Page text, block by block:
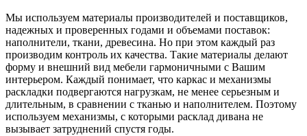
Мы используем материалы производителей и поставщиков,
надежных и проверенных годами и объемами поставок:
наполнители, ткани, древесина. Но при этом каждый раз
производим контроль их качества. Такие материалы делают
форму и внешний вид мебели гармоничными с Вашим
интерьером. Каждый понимает, что каркас и механизмы
раскладки подвергаются нагрузкам, не менее серьезным и
длительным, в сравнении с тканью и наполнителем. Поэтому
используем механизмы, с которыми расклад дивана не
вызывает затруднений спустя годы.